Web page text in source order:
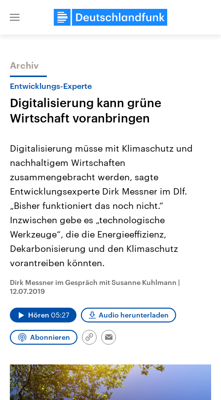
Close
Themen
Landtagswahl Sachsen-Anhalt
2026
Alle Informationen
Sachsen-Anhalt wählt am 6.
September 2026 einen neuen
Landtag. Seit 2021 wird das
Bundesland von einer Koalition aus
CDU, SPD und FDP regiert.-
Umfragen, Prognosen,
Wahlprogramme, aktuelle Berichte
und Hintergründe zu den Parteien
und Kandidaten der anstehenden
Wahl.
Aktuelle Beiträge,
Hintergründe
Wirtschaftlich und
gehören die Vereinigten
den mächtigsten Ländern
mit großem Einfluss auf
aktuelle Weltgeschehen.
Sendungen Programm Podcasts
Archiv
Entwicklungs-Experte
Digitalisierung kann grüne
Wirtschaft voranbringen
Digitalisierung müsse mit Klimaschutz und
nachhaltigem Wirtschaften
zusammengebracht werden, sagte
Entwicklungsexperte Dirk Messner im Dlf.
„Bisher funktioniert das noch nicht.“
Inzwischen gebe es „technologische
Werkzeuge“, die die Energieeffizienz,
Dekarbonisierung und den Klimaschutz
vorantreiben könnten.
Dirk Messner im Gespräch mit Susanne Kuhlmann |
12.07.2019
Hören 05:27 Audio herunterladen
Abonnieren
Link
Email